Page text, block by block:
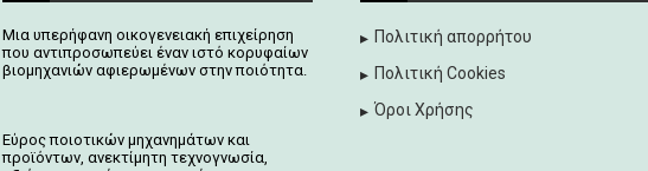
Μια υπερήφανη οικογενειακή επιχείρηση
που αντιπροσωπεύει έναν ιστό κορυφαίων
βιομηχανιών αφιερωμένων στην ποιότητα.
Εύρος ποιοτικών μηχανημάτων και
προϊόντων, ανεκτίμητη τεχνογνωσία,
Πολιτική απορρήτου
Πολιτική Cookies
Όροι Χρήσης